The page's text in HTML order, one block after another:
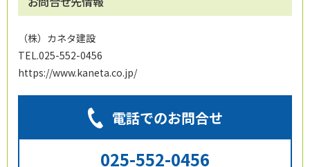
（株）カネタ建設
TEL.025-552-0456
https://www.kaneta.co.jp/
電話でのお問合せ
025-552-0456